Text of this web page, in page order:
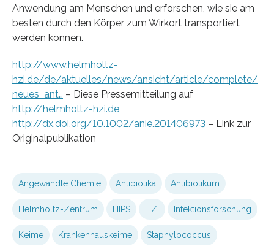
Anwendung am Menschen und erforschen, wie sie am
besten durch den Körper zum Wirkort transportiert
werden können.
http://www.helmholtz-
hzi.de/de/aktuelles/news/ansicht/article/complete/
neues_ant… – Diese Pressemitteilung auf
http://helmholtz-hzi.de
http://dx.doi.org/10.1002/anie.201406973 – Link zur
Originalpublikation
Angewandte Chemie Antibiotika Antibiotikum
Helmholtz-Zentrum HIPS HZI Infektionsforschung
Keime Krankenhauskeime Staphylococcus